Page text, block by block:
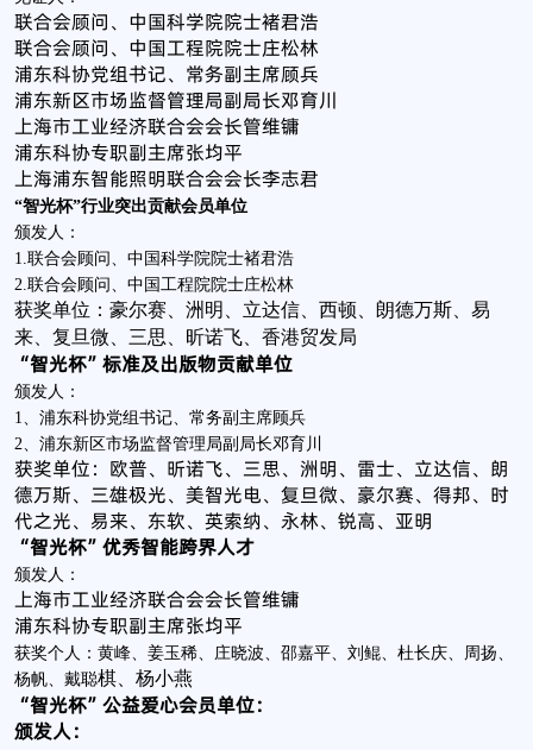
联合会顾问、中国科学院院士褚君浩
联合会顾问、中国工程院院士庄松林
浦东科协党组书记、常务副主席顾兵
浦东新区市场监督管理局副局长邓育川
上海市工业经济联合会会长管维镛
浦东科协专职副主席张均平
上海浦东智能照明联合会会长李志君
“智光杯”行业突出贡献会员单位
颁发人：
1.联合会顾问、中国科学院院士褚君浩
2.联合会顾问、中国工程院院士庄松林
获奖单位：豪尔赛、洲明、立达信、西顿、朗德万斯、易
来、复旦微、三思、昕诺飞、香港贸发局
“智光杯”标准及出版物贡献单位
颁发人：
1、浦东科协党组书记、常务副主席顾兵
2、浦东新区市场监督管理局副局长邓育川
获奖单位：欧普、昕诺飞、三思、洲明、雷士、立达信、朗
德万斯、三雄极光、美智光电、复旦微、豪尔赛、得邦、时
代之光、易来、东软、英索纳、永林、锐高、亚明
“智光杯”优秀智能跨界人才
颁发人：
上海市工业经济联合会会长管维镛
浦东科协专职副主席张均平
获奖个人：黄峰、姜玉稀、庄晓波、邵嘉平、刘鲲、杜长庆、周扬、
杨帆、戴聪棋、杨小燕
“智光杯”公益爱心会员单位：
颁发人：